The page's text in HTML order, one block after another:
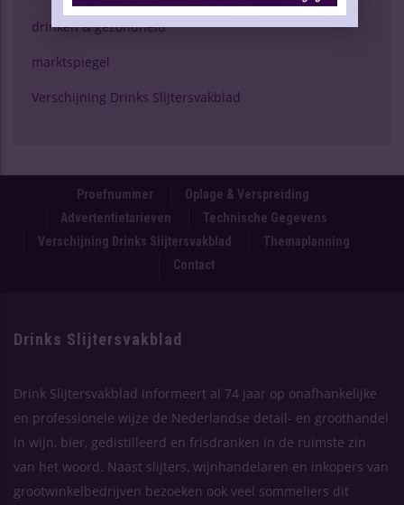
drinken & gezondheid
marktspiegel
Verschijning Drinks Slijtersvakblad
Proefnummer
Oplage & Verspreiding
Advertentietarieven
Technische Gegevens
Verschijning Drinks Slijtersvakblad
Themaplanning
Contact
Drinks Slijtersvakblad
Drink Slijtersvakblad informeert al 74 jaar op onafhankelijke
en professionele wijze de Nederlandse detail- en groothandel
in wijn, bier, gedistilleerd en frisdranken in de ruimste zin
van het woord. Naast slijters, wijnhandelaren en inkopers van
grootwinkelbedrijven bezoeken ook veel sommeliers dit